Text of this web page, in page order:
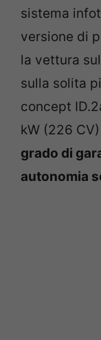
sistema
versione di
la vettura
sulla solita
concept
kW (226
grado di
autonomia